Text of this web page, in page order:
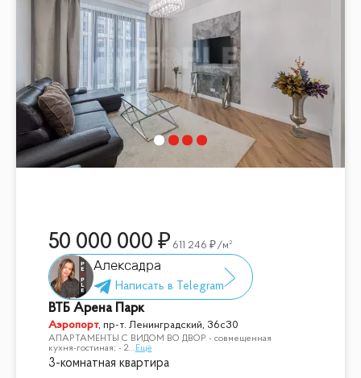
50 000 000 611 246 /м²
Алексадра
ВТБ Арена Парк
Аэропорт, пр-т. Ленинградский, 36с30
АПАРТАМЕНТЫ С ВИДОМ ВО ДВОР - совмещенная
кухня-гостиная; - 2... Ещё
3-комнатная квартира